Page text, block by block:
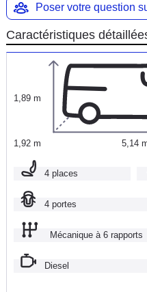
Poser votre question
Caractéristiques
1,89 m
1,92 m 5,14
4 places
4 portes
Mécanique à 6 rapports
Diesel